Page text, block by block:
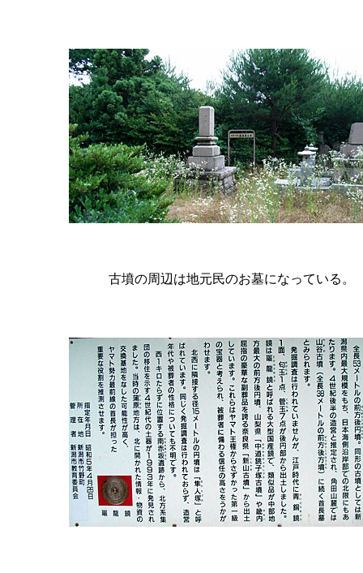
古墳の周辺は地元民のお墓になっている。